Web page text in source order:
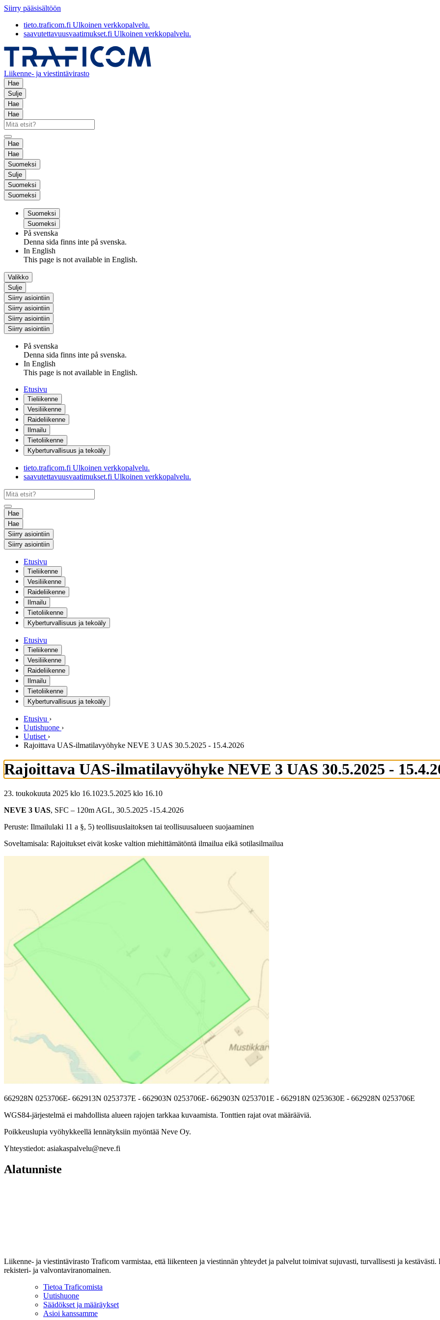
Siirry pääsisältöön
tieto.traficom.fi Ulkoinen verkkopalvelu.
saavutettavuusvaatimukset.fi Ulkoinen verkkopalvelu.
Liikenne- ja viestintävirasto
Hae
Sulje
Hae
Hae
Hae
Hae
Suomeksi
Sulje
Suomeksi
Suomeksi
Suomeksi
Suomeksi
På svenska
Denna sida finns inte på svenska.
In English
This page is not available in English.
Valikko
Sulje
Siirry asiointiin
Siirry asiointiin
Siirry asiointiin
Siirry asiointiin
På svenska
Denna sida finns inte på svenska.
In English
This page is not available in English.
Etusivu
Tieliikenne
Vesiliikenne
Raideliikenne
Ilmailu
Tietoliikenne
Kyberturvallisuus ja tekoäly
tieto.traficom.fi Ulkoinen verkkopalvelu.
saavutettavuusvaatimukset.fi Ulkoinen verkkopalvelu.
Hae
Hae
Siirry asiointiin
Siirry asiointiin
Etusivu
Tieliikenne
Vesiliikenne
Raideliikenne
Ilmailu
Tietoliikenne
Kyberturvallisuus ja tekoäly
Etusivu
Tieliikenne
Vesiliikenne
Raideliikenne
Ilmailu
Tietoliikenne
Kyberturvallisuus ja tekoäly
Etusivu ›
Uutishuone ›
Uutiset ›
Rajoittava UAS-ilmatilavyöhyke NEVE 3 UAS 30.5.2025 - 15.4.2026
Rajoittava UAS-ilmatilavyöhyke NEVE 3 UAS 30.5.2025 -
23. toukokuuta 2025 klo 16.1023.5.2025 klo 16.10
NEVE 3 UAS, SFC – 120m AGL, 30.5.2025 -15.4.2026
Peruste: Ilmailulaki 11 a §, 5) teollisuuslaitoksen tai teollisuusalueen suojaaminen
Soveltamisala: Rajoitukset eivät koske valtion miehittämätöntä ilmailua eikä sotilasilmailua
662928N 0253706E- 662913N 0253737E - 662903N 0253706E- 662903N 0253701E - 662918N 0253630E - 662928N 0253706E
WGS84-järjestelmä ei mahdollista alueen rajojen tarkkaa kuvaamista. Tonttien rajat ovat määrääviä.
Poikkeuslupia vyöhykkeellä lennätyksiin myöntää Neve Oy.
Yhteystiedot: asiakaspalvelu@neve.fi
Alatunniste
Liikenne- ja viestintävirasto Traficom varmistaa, että liikenteen ja viestinnän yhteydet ja palvelut toimivat sujuvasti, turvallisesti ja
rekisteri- ja valvontaviranomainen.
Tietoa Traficomista
Uutishuone
Säädökset ja määräykset
Asioi kanssamme